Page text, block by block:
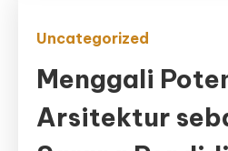
Uncategorized
Menggali
Arsitektur